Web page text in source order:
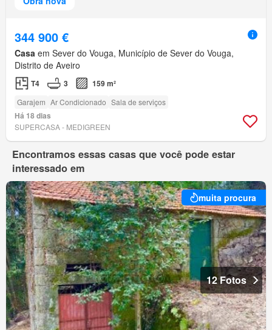
344 900 €
Casa em Sever do Vouga, Município de Sever do Vouga,
Distrito de Aveiro
T4 3 159 m²
Garajem Ar Condicionado Sala de serviços
Há 18 dias
SUPERCASA - MEDIGREEN
Encontramos essas casas que você pode estar
interessado em
muita procura
12 Fotos